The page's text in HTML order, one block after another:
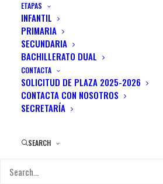
ETAPAS
INFANTIL
PRIMARIA
SECUNDARIA
BACHILLERATO DUAL
CONTACTA
SOLICITUD DE PLAZA 2025-2026
CONTACTA CON NOSOTROS
SECRETARÍA
SEARCH